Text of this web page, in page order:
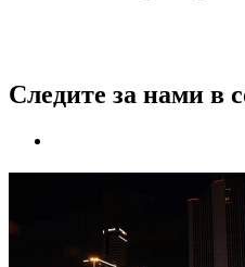
Следите за нами в